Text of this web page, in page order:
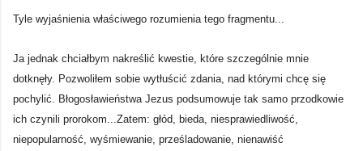
Tyle wyjaśnienia właściwego rozumienia tego fragmentu...
Ja jednak chciałbym nakreślić kwestie, które szczególnie mnie
dotknęły. Pozwoliłem sobie wytłuścić zdania, nad którymi chcę się
pochylić. Błogosławieństwa Jezus podsumowuje tak samo przodkowie
ich czynili prorokom...Zatem: głód, bieda, niesprawiedliwość,
niepopularność, wyśmiewanie, prześladowanie, nienawiść